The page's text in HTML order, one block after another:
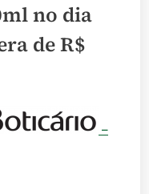
no dia
deR$
–